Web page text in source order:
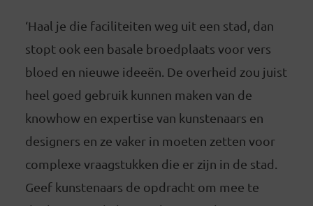
‘Haal je die faciliteiten weg uit een stad, dan
stopt ook een basale broedplaats voor vers
bloed en nieuwe ideeën. De overheid zou juist
heel goed gebruik kunnen maken van de
knowhow en expertise van kunstenaars en
designers en ze vaker in moeten zetten voor
complexe vraagstukken die er zijn in de stad.
Geef kunstenaars de opdracht om mee te